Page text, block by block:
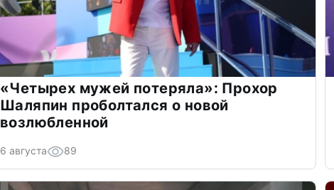
«Четырех мужей потеряла»: Прохор
Шаляпин проболтался о новой
возлюбленной
6 августа 89